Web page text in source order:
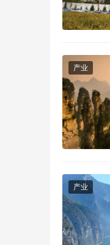
产业
产业